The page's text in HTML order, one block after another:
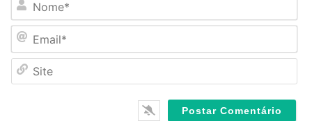
m
a
*t